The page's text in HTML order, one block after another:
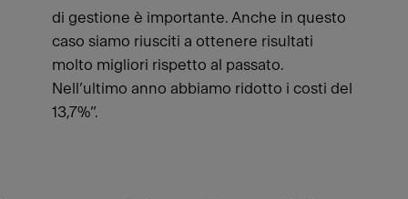
di gestione è importante. Anche in questo
caso siamo riusciti a ottenere risultati
molto migliori rispetto al passato.
Nell’ultimo anno abbiamo ridotto i costi del
13,7%”.